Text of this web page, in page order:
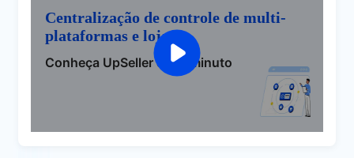
Centralização de controle de multi-
plataformas e lojas
Conheça UpSeller em 1 minuto